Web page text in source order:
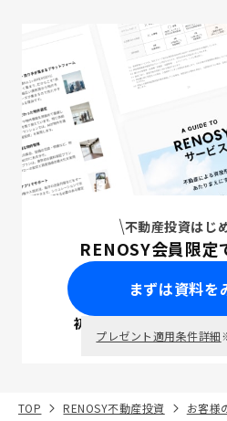
不動産投資はじ
RENOSY会員限定
まずは資料を
初回面談で ポイ
プレゼント適用条件詳細
TOP RENOSY不動産投資
お客様